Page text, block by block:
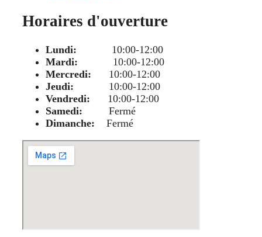
Horaires d'ouverture
Lundi: 10:00-12:00
Mardi: 10:00-12:00
Mercredi: 10:00-12:00
Jeudi: 10:00-12:00
Vendredi: 10:00-12:00
Samedi: Fermé
Dimanche: Fermé